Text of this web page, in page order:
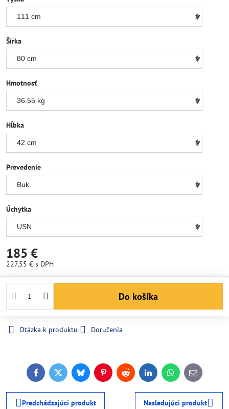
Šírka
Hmotnosť
Hĺbka
Prevedenie
Úchytka
185 €
227,55 € s DPH
Do košíka
Otázka k produktu Doručenia
FacebookTwitterBlueskyPinterestReddit LinkedInWhatsApp
E-
mail
Predchádzajúci produkt Nasledujúci produkt